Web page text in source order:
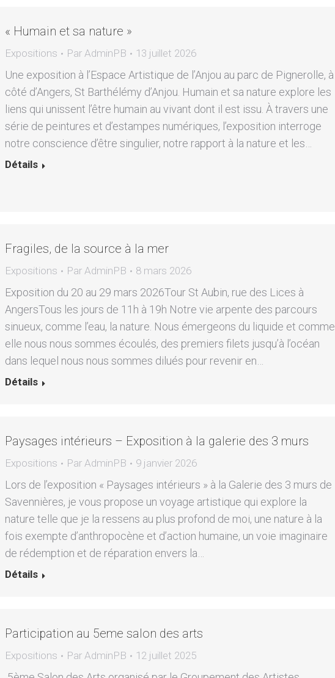
« Humain et sa nature »
Expositions Par AdminPB 13 juillet 2026
Une exposition à l’Espace Artistique de l’Anjou au parc de Pignerolle, à
côté d’Angers, St Barthélémy d’Anjou. Humain et sa nature explore les
liens qui unissent l’être humain au vivant dont il est issu. À travers une
série de peintures et d’estampes numériques, l’exposition interroge
notre conscience d’être singulier, notre rapport à la nature et les…
Détails
Fragiles, de la source à la mer
Expositions Par AdminPB 8 mars 2026
Exposition du 20 au 29 mars 2026Tour St Aubin, rue des Lices à
AngersTous les jours de 11h à 19h Notre vie arpente des parcours
sinueux, comme l’eau, la nature. Nous émergeons du liquide et comme
elle nous nous sommes écoulés, des premiers filets jusqu’à l’océan
dans lequel nous nous sommes dilués pour revenir en…
Détails
Paysages intérieurs – Exposition à la galerie des 3 murs
Expositions Par AdminPB 9 janvier 2026
Lors de l’exposition « Paysages intérieurs » à la Galerie des 3 murs de
Savennières, je vous propose un voyage artistique qui explore la
nature telle que je la ressens au plus profond de moi, une nature à la
fois exempte d’anthropocène et d’action humaine, un voie imaginaire
de rédemption et de réparation envers la…
Détails
Participation au 5eme salon des arts
Expositions Par AdminPB 12 juillet 2025